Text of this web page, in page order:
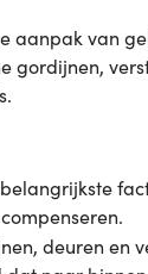
aanpak van
gordijnen,
deuren en